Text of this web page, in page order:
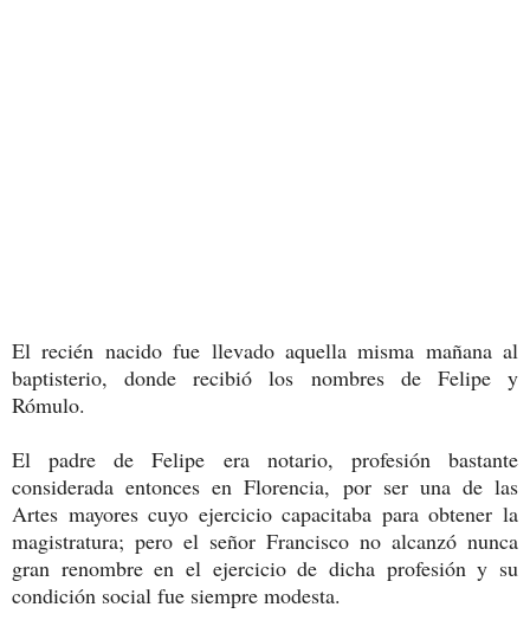
El recién nacido fue llevado aquella misma mañana al
baptisterio, donde recibió los nombres de Felipe y
Rómulo.
El padre de Felipe era notario, profesión bastante
considerada entonces en Florencia, por ser una de las
Artes mayores cuyo ejercicio capacitaba para obtener la
magistratura; pero el señor Francisco no alcanzó nunca
gran renombre en el ejercicio de dicha profesión y su
condición social fue siempre modesta.